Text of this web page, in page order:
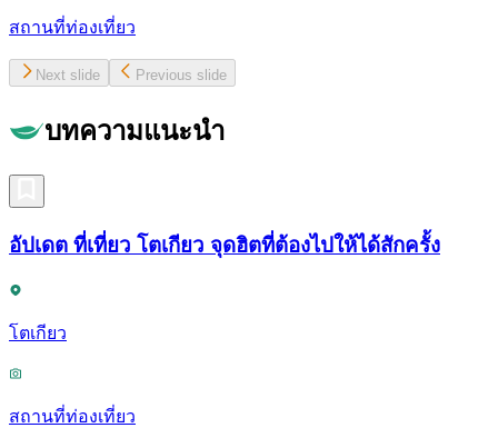
สถานที่ท่องเที่ยว
Next slide Previous slide
บทความแนะนำ
อัปเดต ที่เที่ยว โตเกียว จุดฮิตที่ต้องไปให้ได้สักครั้ง
โตเกียว
สถานที่ท่องเที่ยว